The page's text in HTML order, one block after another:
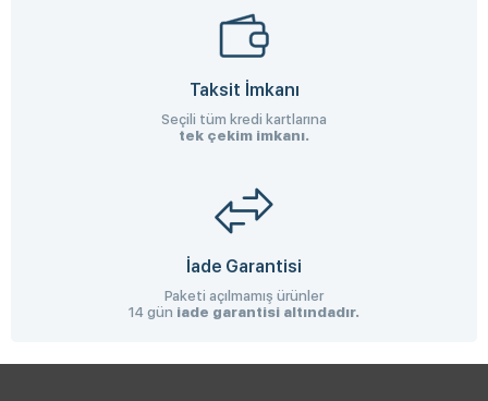
Taksit İmkanı
Seçili tüm kredi kartlarına
tek çekim imkanı.
İade Garantisi
Paketi açılmamış ürünler
14 gün iade garantisi altındadır.